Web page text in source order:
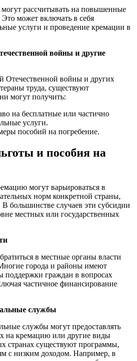
рассчитывать на повышенные
может включать в себя
услуги и проведение кремации в
войны и другие
Отечественной войны и других
труда, существуют
могут получить:
на бесплатные или частично
услуги.
пособий на погребение.
и пособия на
могут варьироваться в
норм конкретной страны,
большинстве случаев эти субсидии
местных или государственных
в местные органы власти
города и районы имеют
поддержки граждан в вопросах
частичное финансирование
службы
службы могут предоставлять
на кремацию или другие виды
странах существуют программы,
с низким доходом. Например, в